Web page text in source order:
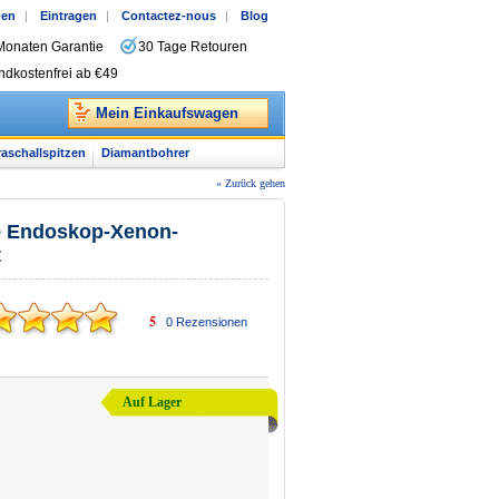
| Eintragen | Contactez-nous | Blog
Garantie
30 Tage Retouren
ab €49
Mein Einkaufswagen
Diamantbohrer
« Zurück gehen
Endoskop-Xenon-
5 0Rezensionen
Auf Lager